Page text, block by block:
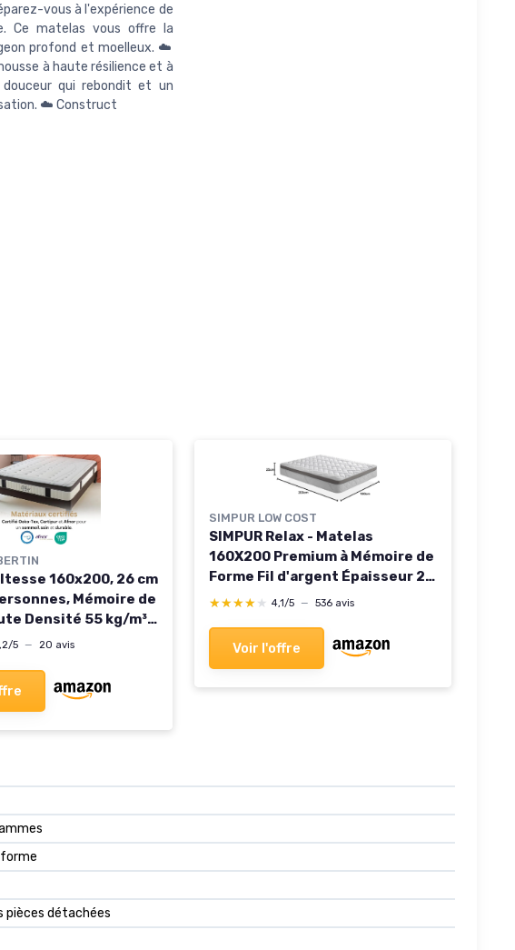
vous à l'expérience de
Ce matelas vous offre la
profond et moelleux. ☁️
à haute résilience et à
qui rebondit et un
☁️ Construct
160x200, 26 cm
Mémoire de
Densité 55 kg/m³,
Soulage Le Mal
Chambre Adulte
Blanc
5 — 20 avis
SIMPUR LOW COST
SIMPUR Relax - Matelas
160X200 Premium à Mémoire de
Forme Fil d'argent Épaisseur 25
cm Silver® - aux propriétés
relaxantes 160 x 200 cm
★★★★★
★★★★★ 4,1/5 — 536 avis
Voir l'offre
forme
pièces détachées